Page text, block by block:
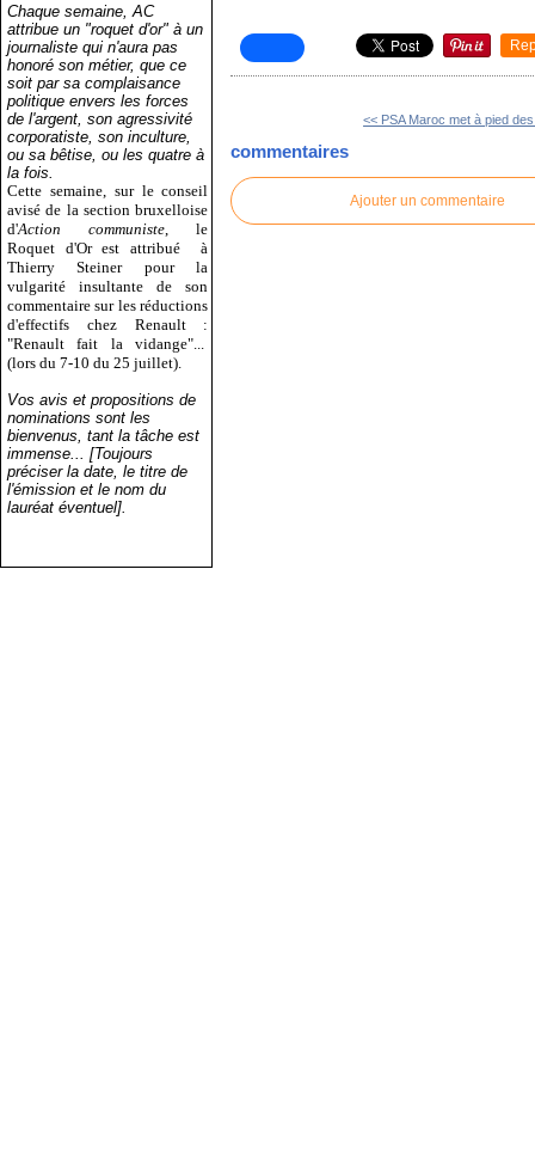
Chaque semaine, AC
attribue un "roquet d'or" à un
journaliste qui n'aura pas
honoré son métier, que ce
soit par sa complaisance
politique envers les forces
de l'argent, son agressivité
corporatiste, son inculture,
ou sa bêtise, ou les quatre à
la fois.
Cette semaine, sur le conseil
avisé de la section bruxelloise
d'Action communiste , le
Roquet d'Or est attribué
à
Thierry Steiner pour la
vulgarité insultante de son
commentaire sur les réductions
d'effectifs chez Renault :
"Renault fait la vidange"...
(lors du 7-10 du 25 juillet).
Vos avis et propositions de
nominations sont les
bienvenus, tant la tâche est
immense... [Toujours
préciser la date, le titre de
l'émission et le nom du
lauréat éventuel].
<< PSA Maroc met à pied
commentaires
Ajouter un commentaire